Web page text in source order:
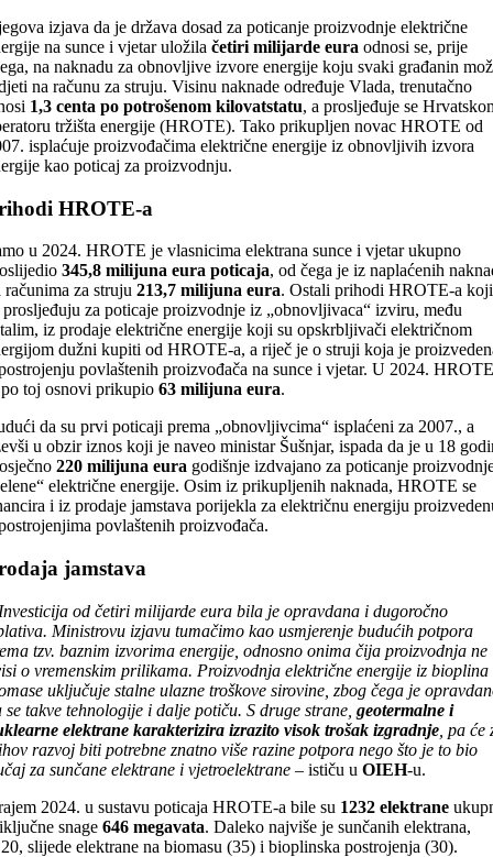
izjava da je država dosad za poticanje proizvodnje električne
na sunce i vjetar uložila četiri milijarde eura odnosi se, prije
na naknadu za obnovljive izvore energije koju svaki građanin
na računu za struju. Visinu naknade određuje Vlada, trenutačno
1,3 centa po potrošenom kilovatstatu, a prosljeđuje se
tržišta energije (HROTE). Tako prikupljen novac HROTE od
isplaćuje proizvođačima električne energije iz obnovljivih izvora
kao poticaj za proizvodnju.
HROTE-a
u 2024. HROTE je vlasnicima elektrana sunce i vjetar ukupno
345,8 milijuna eura poticaja, od čega je iz naplaćenih
računima za struju 213,7 milijuna eura. Ostali prihodi HROTE-a koji
prosljeđuju za poticaje proizvodnje iz „obnovljivaca“ izviru, među
iz prodaje električne energije koji su opskrbljivači električnom
dužni kupiti od HROTE-a, a riječ je o struji koja je
povlaštenih proizvođača na sunce i vjetar. U 2024. HROTE
toj osnovi prikupio 63 milijuna eura.
da su prvi poticaji prema „obnovljivcima“ isplaćeni za 2007., a
u obzir iznos koji je naveo ministar Šušnjar, ispada da je u 18
220 milijuna euragodišnje izdvajano za poticanje
električne energije. Osim iz prikupljenih naknada, HROTE se
i iz prodaje jamstava porijekla za električnu energiju
povlaštenih proizvođača.
jamstava
od četiri milijarde eura bila je opravdana i dugoročno
Ministrovu izjavu tumačimo kao usmjerenje budućih potpora
tzv. baznim izvorima energije, odnosno onima čija proizvodnja ne
o vremenskim prilikama. Proizvodnja električne energije iz bioplina
uključuje stalne ulazne troškove sirovine, zbog čega je
se takve tehnologije i dalje potiču. S druge strane, geotermalne i
elektrane karakterizira izrazito visok trošak izgradnje, pa će
razvoj biti potrebne znatno više razine potpora nego što je to bio
za sunčane elektrane i vjetroelektrane– ističu u OIEH-u.
2024. u sustavu poticaja HROTE-a bile su 1232 elektrane
snage 646 megavata. Daleko najviše je sunčanih elektrana,
slijede elektrane na biomasu (35) i bioplinska postrojenja (30).